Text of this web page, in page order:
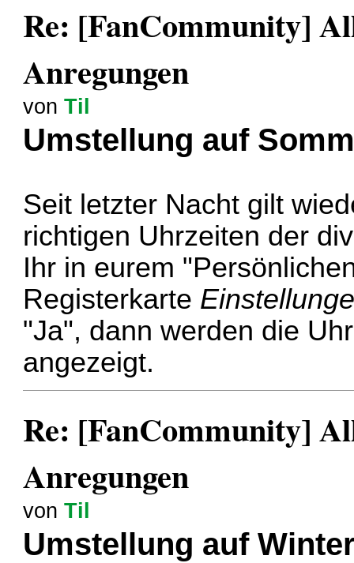
Re: [FanCommunity]
Anregungen
vonTil
Umstellung auf
Seit letzter Nacht gilt
richtigen Uhrzeiten der
Ihr in eurem
Registerkarte
"Ja", dann werden die
angezeigt.
Re: [FanCommunity]
Anregungen
vonTil
Umstellung auf